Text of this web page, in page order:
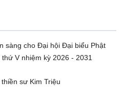
sàng cho Đại hội Đại biểu Phật
V nhiệm kỳ 2026 - 2031
sư Kim Triệu